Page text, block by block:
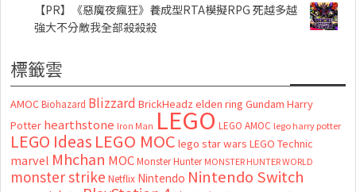
【PR】《惡魔夜瘋狂》養成型RTA模擬RPG 死越多越
強大不分敵我全部殺殺殺
標籤雲
AMOC Biohazard Blizzard BrickHeadz elden ring Gundam Harry
Potter hearthstone Iron Man LEGO LEGO AMOC lego harry potter
LEGO Ideas LEGO MOC lego star wars LEGO Technic
marvel Mhchan MOC Monster Hunter MONSTER HUNTER WORLD
monster strike Netflix Nintendo Nintendo Switch